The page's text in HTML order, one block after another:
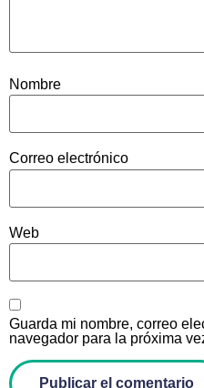
Nombre
Correo electrónico
Web
Guarda mi nombre, correo
navegador para la próxima